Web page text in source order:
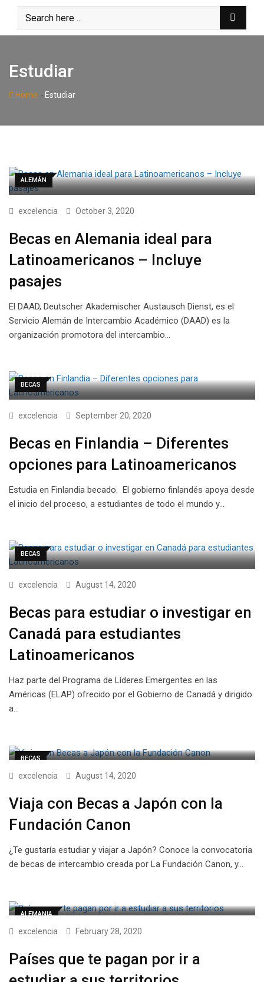
content
Estudiar
Home - Estudiar
ALEMÁN
excelencia October 3, 2020
Becas en Alemania ideal para
Latinoamericanos – Incluye
pasajes
El DAAD, Deutscher Akademischer Austausch Dienst, es el
Servicio Alemán de Intercambio Académico (DAAD) es la
organización promotora del intercambio…
BECAS
excelencia September 20, 2020
Becas en Finlandia – Diferentes
opciones para Latinoamericanos
Estudia en Finlandia becado. El gobierno finlandés apoya desde
el inicio del proceso, a estudiantes de todo el mundo y…
BECAS
excelencia August 14, 2020
Becas para estudiar o investigar en
Canadá para estudiantes
Latinoamericanos
Haz parte del Programa de Líderes Emergentes en las
Américas (ELAP) ofrecido por el Gobierno de Canadá y dirigido
a…
BECAS
excelencia August 14, 2020
Viaja con Becas a Japón con la
Fundación Canon
¿Te gustaría estudiar y viajar a Japón? Conoce la convocatoria
de becas de intercambio creada por La Fundación Canon, y…
ALEMANIA
excelencia February 28, 2020
Países que te pagan por ir a